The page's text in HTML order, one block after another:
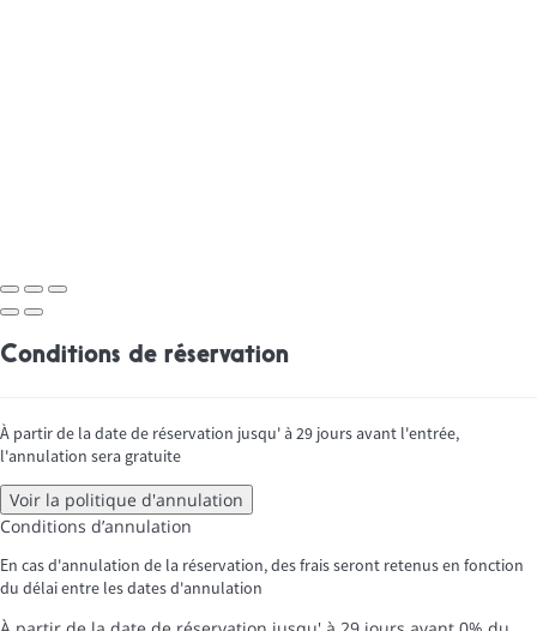
Conditions de réservation
À partir de la date de réservation jusqu' à 29 jours avant l'entrée,
l'annulation sera gratuite
Voir la politique d'annulation
Conditions d’annulation
En cas d'annulation de la réservation, des frais seront retenus en fonction
du délai entre les dates d'annulation